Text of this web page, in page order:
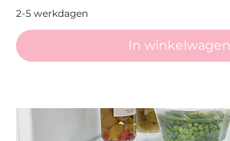
2-5 werkdagen
In winkelwagen